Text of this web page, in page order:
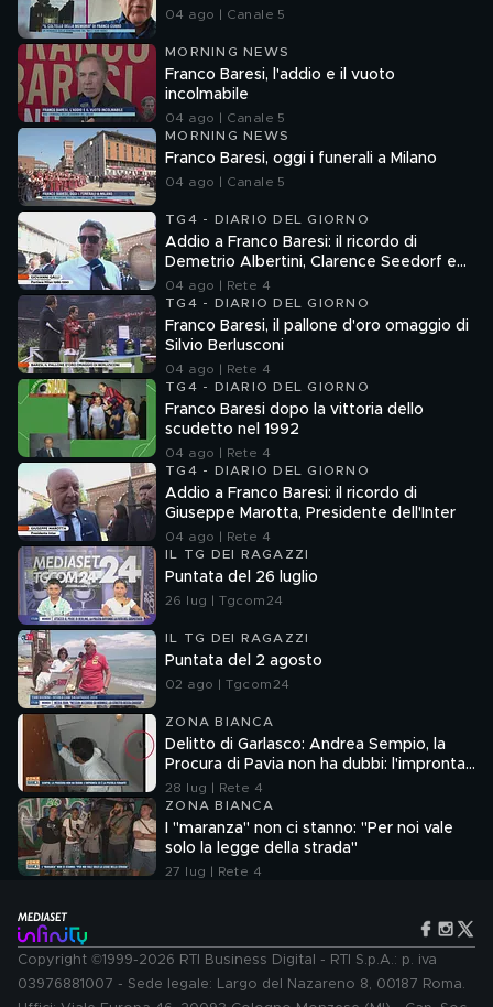
04 ago | Canale 5
MORNING NEWS
Franco Baresi, l'addio e il vuoto
incolmabile
04 ago | Canale 5
MORNING NEWS
Franco Baresi, oggi i funerali a Milano
04 ago | Canale 5
TG4 - DIARIO DEL GIORNO
Addio a Franco Baresi: il ricordo di
Demetrio Albertini, Clarence Seedorf e
Giovanni Galli
04 ago | Rete 4
TG4 - DIARIO DEL GIORNO
Franco Baresi, il pallone d'oro omaggio di
Silvio Berlusconi
04 ago | Rete 4
TG4 - DIARIO DEL GIORNO
Franco Baresi dopo la vittoria dello
scudetto nel 1992
04 ago | Rete 4
TG4 - DIARIO DEL GIORNO
Addio a Franco Baresi: il ricordo di
Giuseppe Marotta, Presidente dell'Inter
04 ago | Rete 4
IL TG DEI RAGAZZI
Puntata del 26 luglio
26 lug | Tgcom24
IL TG DEI RAGAZZI
Puntata del 2 agosto
02 ago | Tgcom24
ZONA BIANCA
Delitto di Garlasco: Andrea Sempio, la
Procura di Pavia non ha dubbi: l'impronta
33 è la pistola fumante
28 lug | Rete 4
ZONA BIANCA
I "maranza" non ci stanno: "Per noi vale
solo la legge della strada"
27 lug | Rete 4
Copyright ©1999-2026 RTI Business Digital - RTI S.p.A.: p. iva
03976881007 - Sede legale: Largo del Nazareno 8, 00187 Roma.